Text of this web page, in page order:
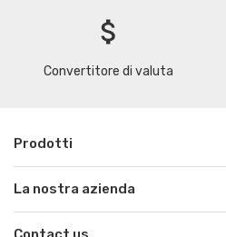
attach_money
Convertitore di valuta
Prodotti
La nostra azienda